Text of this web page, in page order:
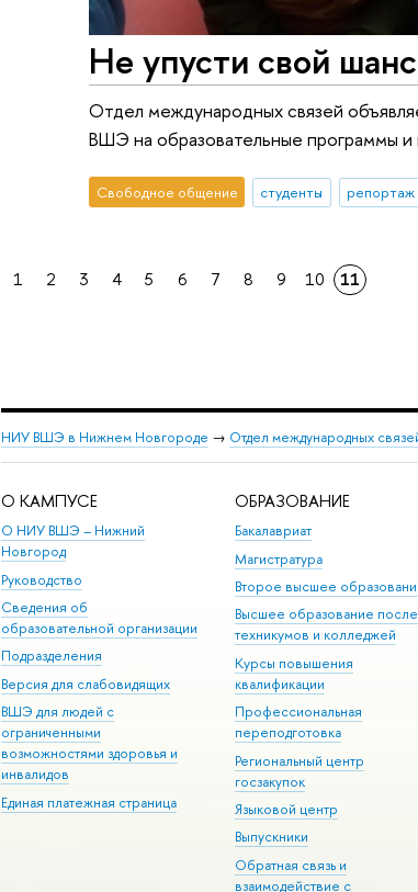
Не упусти свой
Отдел международных связей
ВШЭ на образовательные программы
Свободное общение студенты репортаж
1 2 3 4 5 6 7 8 9 10 11
НИУ ВШЭ в Нижнем Новгороде → Отдел международных
О КАМПУСЕ
О НИУ ВШЭ – Нижний
Новгород
Руководство
Сведения об
образовательной организации
Подразделения
Версия для слабовидящих
ВШЭ для людей с
ограниченными
возможностями здоровья и
инвалидов
Единая платежная страница
ОБРАЗОВАНИЕ
Бакалавриат
Магистратура
Второе высшее
Высшее образование после
техникумов и колледжей
Курсы повышения
квалификации
Профессиональная
переподготовка
Региональный центр
госзакупок
Языковой центр
Выпускники
Обратная связь и
взаимодействие с